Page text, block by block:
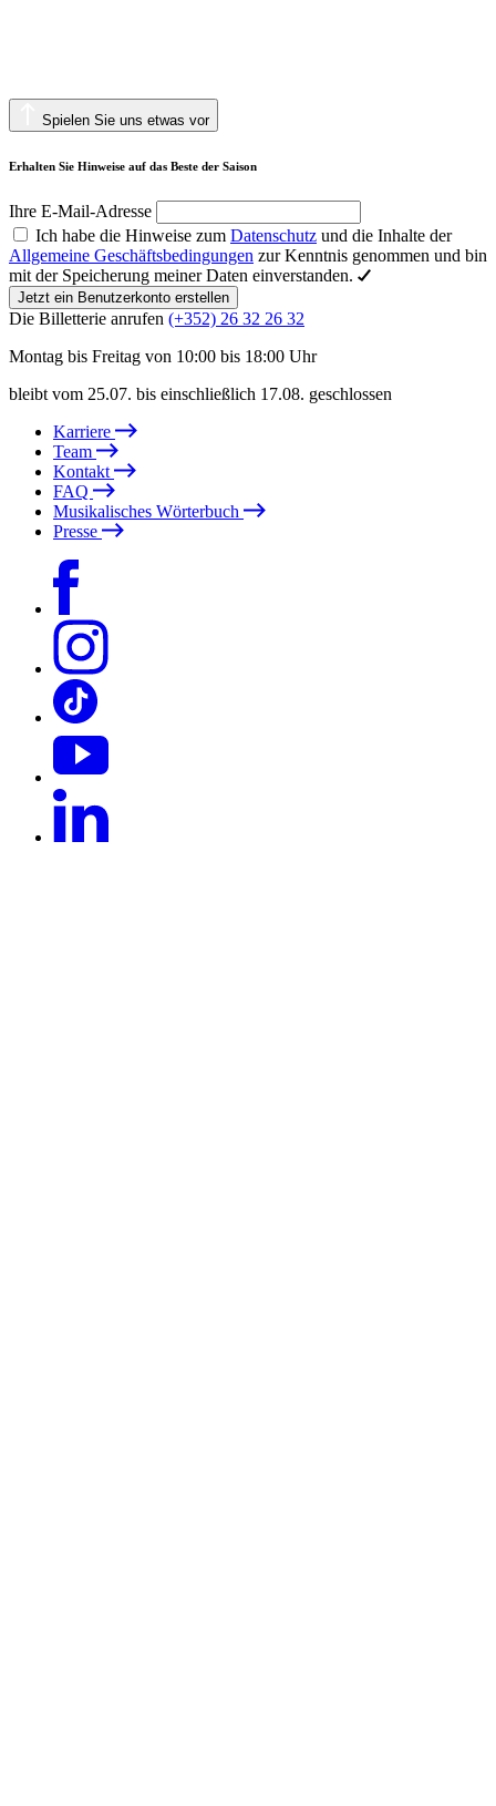
Spielen Sie uns etwas vor
Erhalten Sie Hinweise auf das Beste der Saison
Ihre E-Mail-Adresse
Ich habe die Hinweise zum Datenschutz und die Inhalte der
Allgemeine Geschäftsbedingungen zur Kenntnis genommen und bin
mit der Speicherung meiner Daten einverstanden.
Jetzt ein Benutzerkonto erstellen
Die Billetterie anrufen (+352) 26 32 26 32
Montag bis Freitag von 10:00 bis 18:00 Uhr
bleibt vom 25.07. bis einschließlich 17.08. geschlossen
Karriere
Team
Kontakt
FAQ
Musikalisches Wörterbuch
Presse